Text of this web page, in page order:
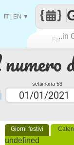
settimana 53
Giorni festivi
undefined
Fai..in
IT| EN ▼